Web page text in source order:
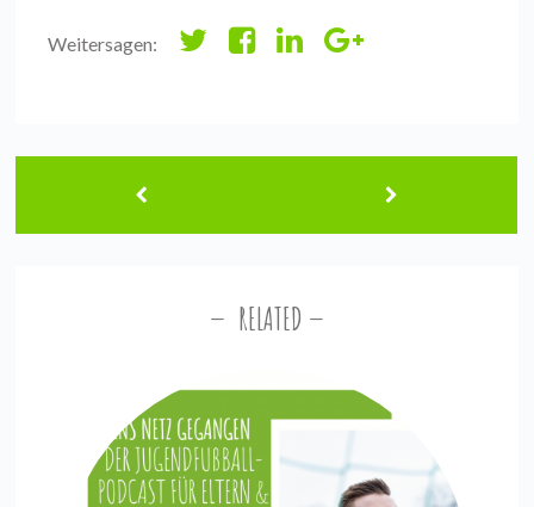
Weitersagen:
RELATED